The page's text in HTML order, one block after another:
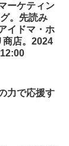
ーケティン
。先読み
イドマ・ホ
商店。2024
力で応援す